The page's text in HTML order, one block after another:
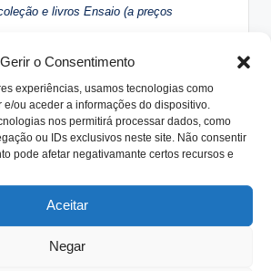
Gerir o Consentimento
experiências, usamos tecnologias como
ou aceder a informações do dispositivo.
nos permitirá processar dados, como
ou IDs exclusivos neste site. Não consentir
pode afetar negativamante certos recursos e
Aceitar
Negar
e livros Ensaio (a preços
Mar Azul(em 2017) focada nos assuntos
em torno da questão dos
pelo filho José).
de forma muito clara que esta família
líder, souberam com o devido tempo
do legado a nível da sucessão